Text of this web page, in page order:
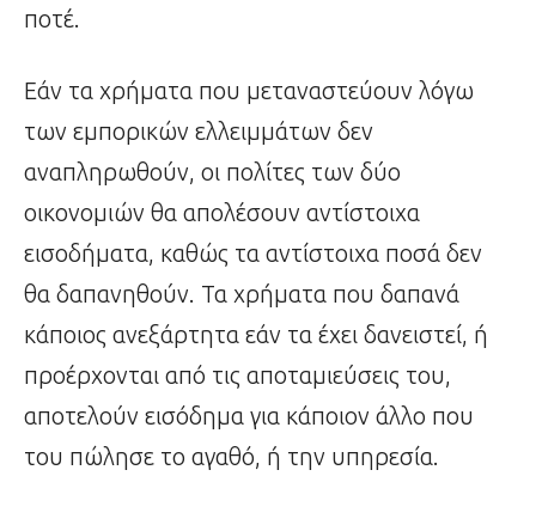
ποτέ.
Εάν τα χρήματα που μεταναστεύουν λόγω
των εμπορικών ελλειμμάτων δεν
αναπληρωθούν, οι πολίτες των δύο
οικονομιών θα απολέσουν αντίστοιχα
εισοδήματα, καθώς τα αντίστοιχα ποσά δεν
θα δαπανηθούν. Τα χρήματα που δαπανά
κάποιος ανεξάρτητα εάν τα έχει δανειστεί, ή
προέρχονται από τις αποταμιεύσεις του,
αποτελούν εισόδημα για κάποιον άλλο που
του πώλησε το αγαθό, ή την υπηρεσία.